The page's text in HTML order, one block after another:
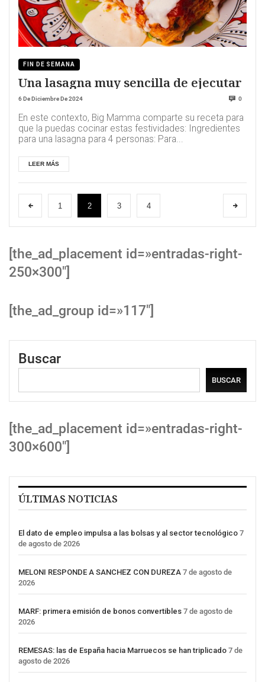
FIN DE SEMANA
Una lasagna muy sencilla de ejecutar
6 De Diciembre De 2024 0
En este contexto, Big Mamma comparte su receta para
que la puedas cocinar estas festividades: Ingredientes
para una lasagna para 4 personas: Para...
LEER MÁS
1 2 3 4
[the_ad_placement id=»entradas-right-
250×300″]
[the_ad_group id=»117″]
Buscar
BUSCAR
[the_ad_placement id=»entradas-right-
300×600″]
ÚLTIMAS NOTICIAS
El dato de empleo impulsa a las bolsas y al sector tecnológico 7
de agosto de 2026
MELONI RESPONDE A SANCHEZ CON DUREZA 7 de agosto de
2026
MARF: primera emisión de bonos convertibles 7 de agosto de
2026
REMESAS: las de España hacia Marruecos se han triplicado 7 de
agosto de 2026